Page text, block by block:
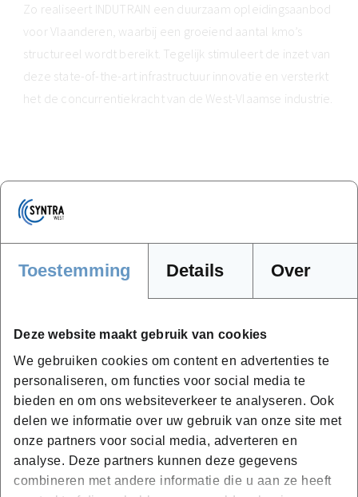
Toestemming Details Over
Deze website maakt gebruik van cookies
We gebruiken cookies om content en advertenties te
personaliseren, om functies voor social media te
bieden en om ons websiteverkeer te analyseren. Ook
delen we informatie over uw gebruik van onze site met
onze partners voor social media, adverteren en
analyse. Deze partners kunnen deze gegevens
combineren met andere informatie die u aan ze heeft
Zo realiseert INDUTRAIN een duurzaam opleidingsaanbod
voor Vlaanderen, waarbij een groeiend aantal kmo’s
structureel wordt bereikt. Tegelijk stimuleert de inzet van
deze state-of-the-art infrastructuur innovatie en versterkt
het de concurrentiekracht van de West-Vlaamse industrie.
Samengevat
Opdrachtgever
Ondernemen (EFRO)
Startdatum
01/05/2025
Einddatum
Budget
€ 482.800,00